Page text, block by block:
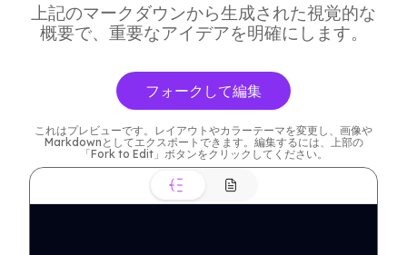
上記のマークダウンから生成された視覚的な
概要で、重要なアイデアを明確にします。
フォークして編集
これはプレビューです。レイアウトやカラーテーマを変更し、画像や
Markdownとしてエクスポートできます。編集するには、上部の
「Fork to Edit」ボタンをクリックしてください。